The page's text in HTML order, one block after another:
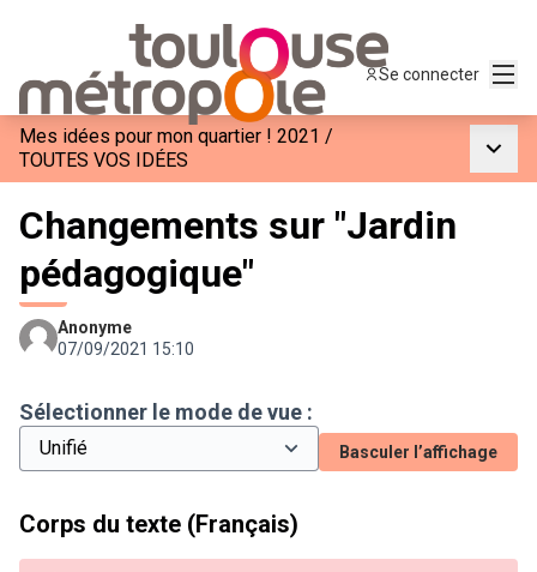
Se connecter
Mes idées pour mon quartier ! 2021 /
TOUTES VOS IDÉES
Changements sur "Jardin
pédagogique"
Anonyme
07/09/2021 15:10
Sélectionner le mode de vue :
Basculer l’affichage
Corps du texte (Français)